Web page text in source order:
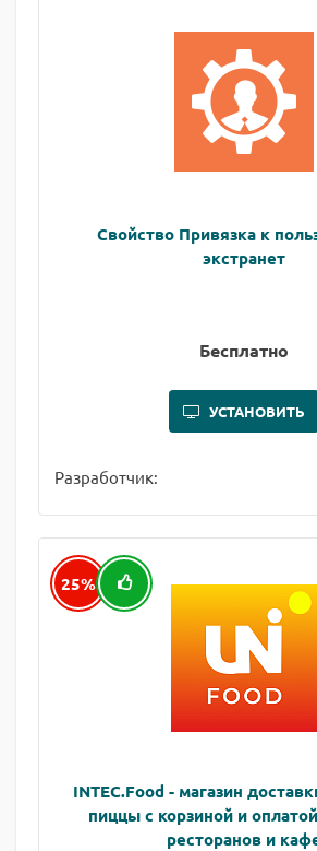
Свойство Привязка к
экстранет
Бесплатно
УСТАНОВИТЬ
Разработчик:
25%
INTEC.Food - магазин
пиццы с корзиной и
ресторанов и